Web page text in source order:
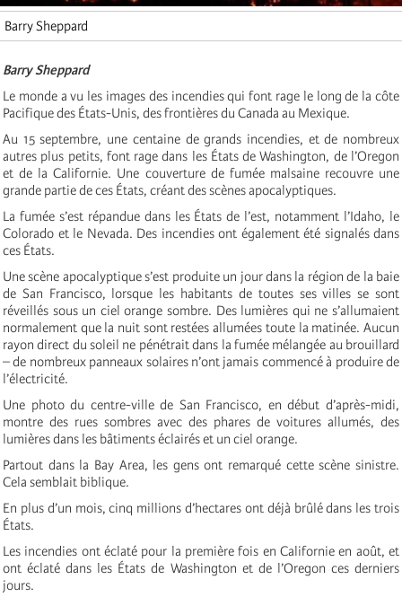
Barry Sheppard
Barry Sheppard
Le monde a vu les images des incendies qui font rage le long de la côte
Pacifique des États-Unis, des frontières du Canada au Mexique.
Au 15 septembre, une centaine de grands incendies, et de nombreux
autres plus petits, font rage dans les États de Washington, de l’Oregon
et de la Californie. Une couverture de fumée malsaine recouvre une
grande partie de ces États, créant des scènes apocalyptiques.
La fumée s’est répandue dans les États de l’est, notamment l’Idaho, le
Colorado et le Nevada. Des incendies ont également été signalés dans
ces États.
Une scène apocalyptique s’est produite un jour dans la région de la baie
de San Francisco, lorsque les habitants de toutes ses villes se sont
réveillés sous un ciel orange sombre. Des lumières qui ne s’allumaient
normalement que la nuit sont restées allumées toute la matinée. Aucun
rayon direct du soleil ne pénétrait dans la fumée mélangée au brouillard
– de nombreux panneaux solaires n’ont jamais commencé à produire de
l’électricité.
Une photo du centre-ville de San Francisco, en début d’après-midi,
montre des rues sombres avec des phares de voitures allumés, des
lumières dans les bâtiments éclairés et un ciel orange.
Partout dans la Bay Area, les gens ont remarqué cette scène sinistre.
Cela semblait biblique.
En plus d’un mois, cinq millions d’hectares ont déjà brûlé dans les trois
États.
Les incendies ont éclaté pour la première fois en Californie en août, et
ont éclaté dans les États de Washington et de l’Oregon ces derniers
jours.